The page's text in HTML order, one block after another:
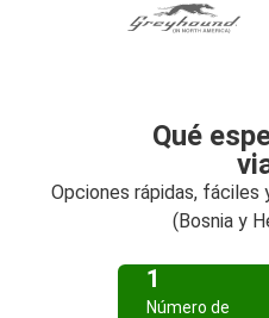
Qué
Opciones rápidas, fáciles
(Bosnia y
1
Número de